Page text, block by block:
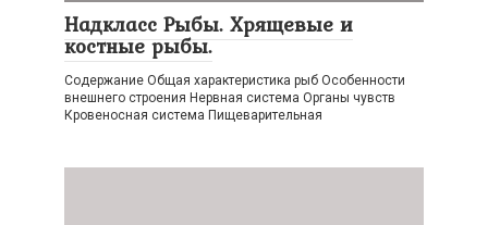
Надкласс Рыбы. Хрящевые и
костные рыбы.
Содержание Общая характеристика рыб Особенности
внешнего строения Нервная система Органы чувств
Кровеносная система Пищеварительная